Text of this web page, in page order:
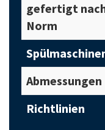
gefertigt
Norm
Abmessungen
Richtlinien